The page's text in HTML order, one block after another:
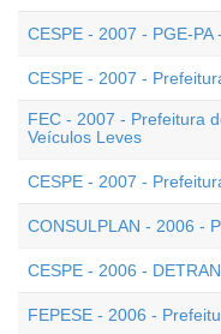
CESPE - 2007 - PGE-PA
CESPE - 2007 -
FEC - 2007 - Prefeitura
Veículos Leves
CESPE - 2007 -
CONSULPLAN - 2006 -
CESPE - 2006 -
FEPESE - 2006 -